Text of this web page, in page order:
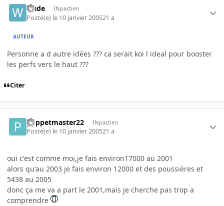
wade INpactien
Posté(e) le 10 janvier 200521 a
AUTEUR
Personne a d autre idées ??? ca serait koi l ideal pour booster
les perfs vers le haut ???
Citer
puppetmaster22 INpactien
Posté(e) le 10 janvier 200521 a
oui c'est comme moi,je fais environ17000 au 2001
alors qu'au 2003 je fais environ 12000 et des poussières et
5438 au 2005
donc ça me va a part le 2001,mais je cherche pas trop a
comprendre